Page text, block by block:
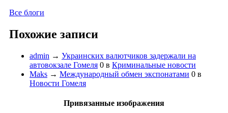
Все блоги
Похожие записи
admin → Украинских валютчиков задержали на
автовокзале Гомеля 0 в Криминальные новости
Maks → Международный обмен экспонатами 0 в
Новости Гомеля
Привязанные изображения